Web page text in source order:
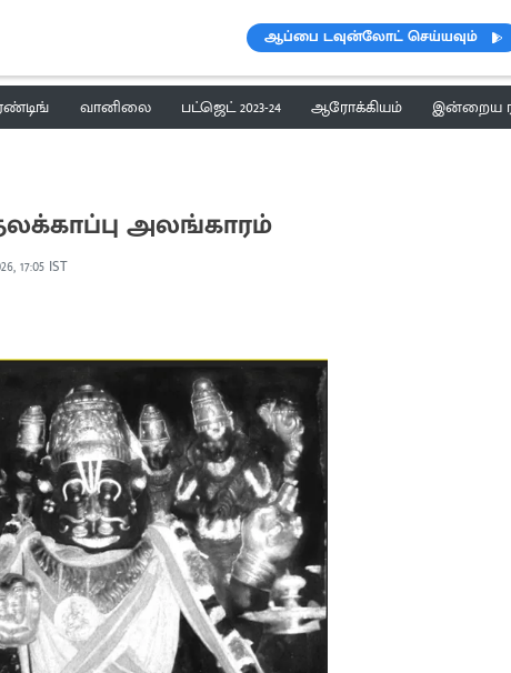
ஆப்பை டவுன்லோட் செய்யவும்
வானிலை பட்ஜெட் 2023-24 ஆரோக்கியம் இன்றைய
அலங்காரம்
17:05 IST